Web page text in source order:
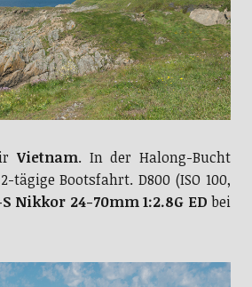
Vietnam. In der Halong-Bucht
Bootsfahrt. D800 (ISO 100,
Nikkor 24-70mm 1:2.8G ED bei